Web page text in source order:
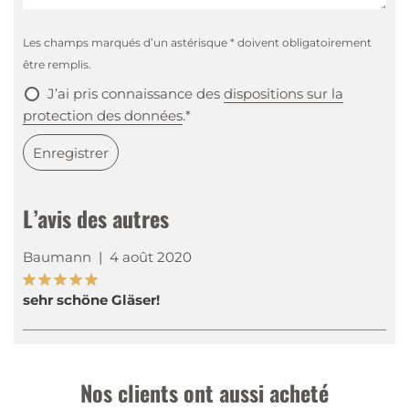
L’avis des autres
Baumann | 4 août 2020
sehr schöne Gläser!
Les champs marqués d’un astérisque * doivent obligatoirement
être remplis.
J’ai pris connaissance des dispositions sur la
protection des données.*
Enregistrer
Nos clients ont aussi acheté